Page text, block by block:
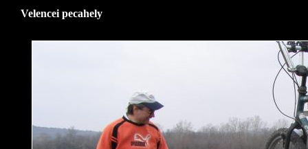
Velencei pecahely